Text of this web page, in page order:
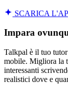
SCARICA
Impara
Talkpal è il tuo
mobile. Migliora la
interessanti
realistici dove e